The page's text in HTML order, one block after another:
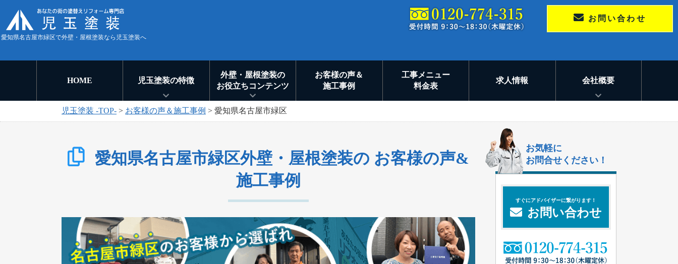
愛知県名古屋市緑区で外壁・屋根塗装なら児玉塗装へ
お問い合わせ
HOME 児玉塗装の特徴
外壁・屋根塗装の
お役立ちコンテンツ
お客様の声＆
施工事例
工事メニュー
料金表
求人情報 会社概要
児玉塗装 -TOP- > お客様の声＆施工事例 > 愛知県名古屋市緑区
愛知県名古屋市緑区外壁・屋根塗装の お客様の声&
施工事例
お気軽に
お問合せください！
すぐにアドバイザーに繋がります！
お問い合わせ